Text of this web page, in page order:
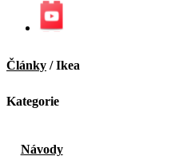
Články /Ikea
Kategorie
Návody